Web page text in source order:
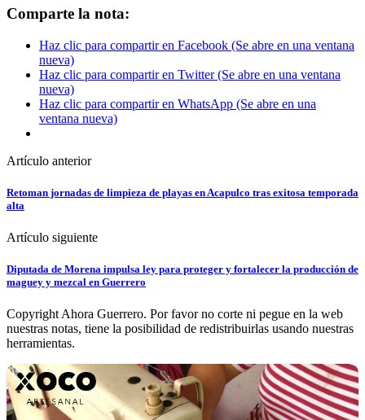
Comparte la nota:
Haz clic para compartir en Facebook (Se abre en una ventana
nueva)
Haz clic para compartir en Twitter (Se abre en una ventana
nueva)
Haz clic para compartir en WhatsApp (Se abre en una
ventana nueva)
Artículo anterior
Retoman jornadas de limpieza de playas en Acapulco tras exitosa temporada
alta
Artículo siguiente
Diputada de Morena impulsa ley para proteger y fortalecer la producción de
maguey y mezcal en Guerrero
Copyright Ahora Guerrero. Por favor no corte ni pegue en la web
nuestras notas, tiene la posibilidad de redistribuirlas usando nuestras
herramientas.